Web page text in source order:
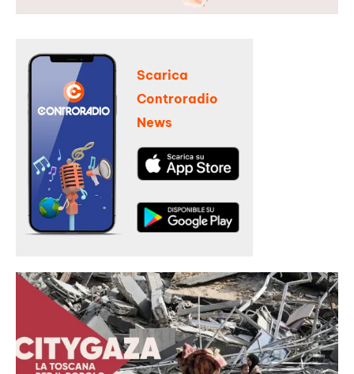
Scarica
Controradio
News